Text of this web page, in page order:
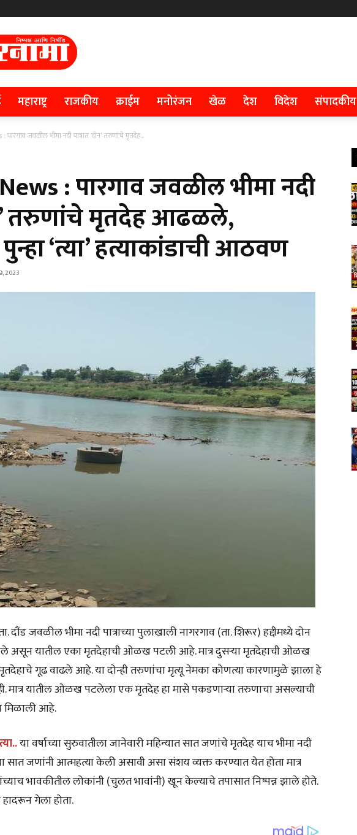
महाराष्ट्र राजकीय क्राईम मनोरंजन खेळ देश विदेश संपादकीय
जवळील भीमा नदी पात्रात ‘दोन’ तरुणांचे मृतदेह...
: पारगाव जवळील भीमा नदी
तरुणांचे मृतदेह आढळले,
‘त्या’ हत्याकांडाची आठवण
2023
दौंड जवळील भीमा नदी पात्राच्या पुलाखाली नागरगाव (ता. शिरूर) हद्दीमध्ये दोन
यातील एका मृतदेहाची ओळख पटली आहे. मात्र दुसऱ्या मृतदेहाची ओळख
गूढ वाढले आहे. या दोन्ही तरुणांचा मृत्यू नेमका कोणत्या कारणामुळे झाला हे
मात्र यातील ओळख पटलेला एक मृतदेह हा मासे पकडणाऱ्या तरुणाचा असल्याची
मिळाली आहे.
या वर्षाच्या सुरुवातीला जानेवारी महिन्यात सात जणांचे मृतदेह याच भीमा नदी
जणांनी आत्महत्या केली असावी असा संशय व्यक्त करण्यात येत होता मात्र
भावकीतील लोकांनी (चुलत भावांनी) खून केल्याचे तपासात निष्पन्न झाले होते.
गेला होता.